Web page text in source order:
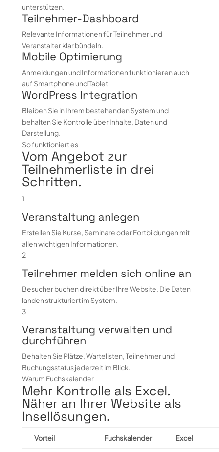
unterstützen.
Teilnehmer-Dashboard
Relevante Informationen für Teilnehmer und
Veranstalter klar bündeln.
Mobile Optimierung
Anmeldungen und Informationen funktionieren auch
auf Smartphone und Tablet.
WordPress Integration
Bleiben Sie in Ihrem bestehenden System und
behalten Sie Kontrolle über Inhalte, Daten und
Darstellung.
So funktioniert es
Vom Angebot zur
Teilnehmerliste in drei
Schritten.
1
Veranstaltung anlegen
Erstellen Sie Kurse, Seminare oder Fortbildungen mit
allen wichtigen Informationen.
2
Teilnehmer melden sich online an
Besucher buchen direkt über Ihre Website. Die Daten
landen strukturiert im System.
3
Veranstaltung verwalten und
durchführen
Behalten Sie Plätze, Wartelisten, Teilnehmer und
Buchungsstatus jederzeit im Blick.
Warum Fuchskalender
Mehr Kontrolle als Excel.
Näher an Ihrer Website als
Insellösungen.
Vorteil Fuchskalender Excel